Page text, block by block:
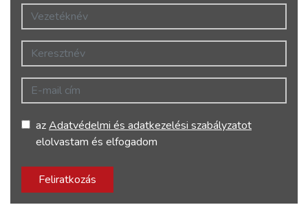
Vezetéknév
Keresztnév
E-mail cím
azAdatvédelmi és adatkezelési szabályzatot
elolvastam és elfogadom
Feliratkozás